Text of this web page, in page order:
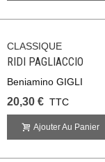
CLASSIQUE
RIDI PAGLIACCIO
Beniamino GIGLI
20,30 € TTC
Ajouter Au Panier